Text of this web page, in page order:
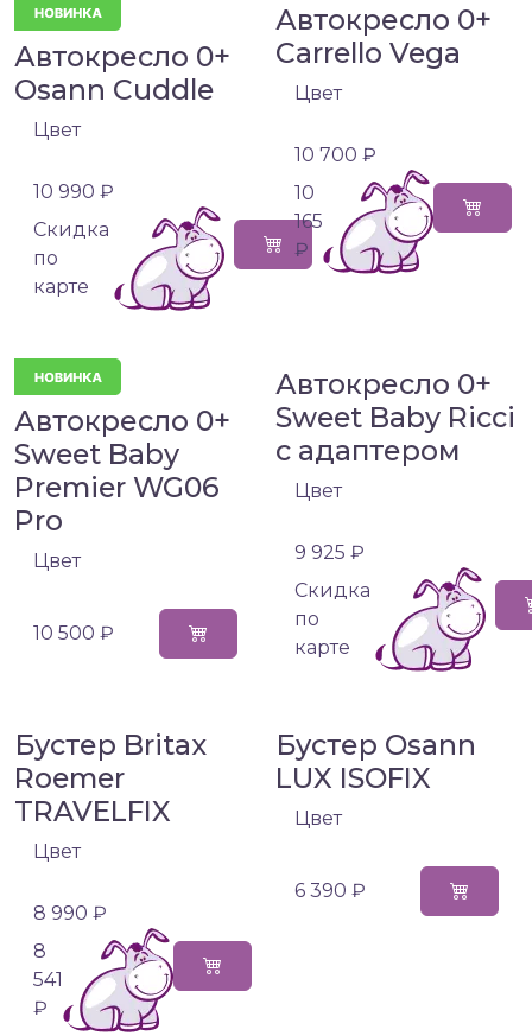
Автокресло 0+
Osann Cuddle
Цвет
10 990 ₽
Cкидка
по
карте
Автокресло 0+
Carrello Vega
Цвет
10 700 ₽
10
165
₽
Автокресло 0+
Sweet Baby
Premier WG06
Pro
Цвет
10 500 ₽
Автокресло 0+
Sweet Baby Ricci
с адаптером
Цвет
9 925 ₽
Cкидка
по
карте
Бустер Britax
Roemer
TRAVELFIX
Цвет
8 990 ₽
8
541
₽
Бустер Osann
LUX ISOFIX
Цвет
6 390 ₽